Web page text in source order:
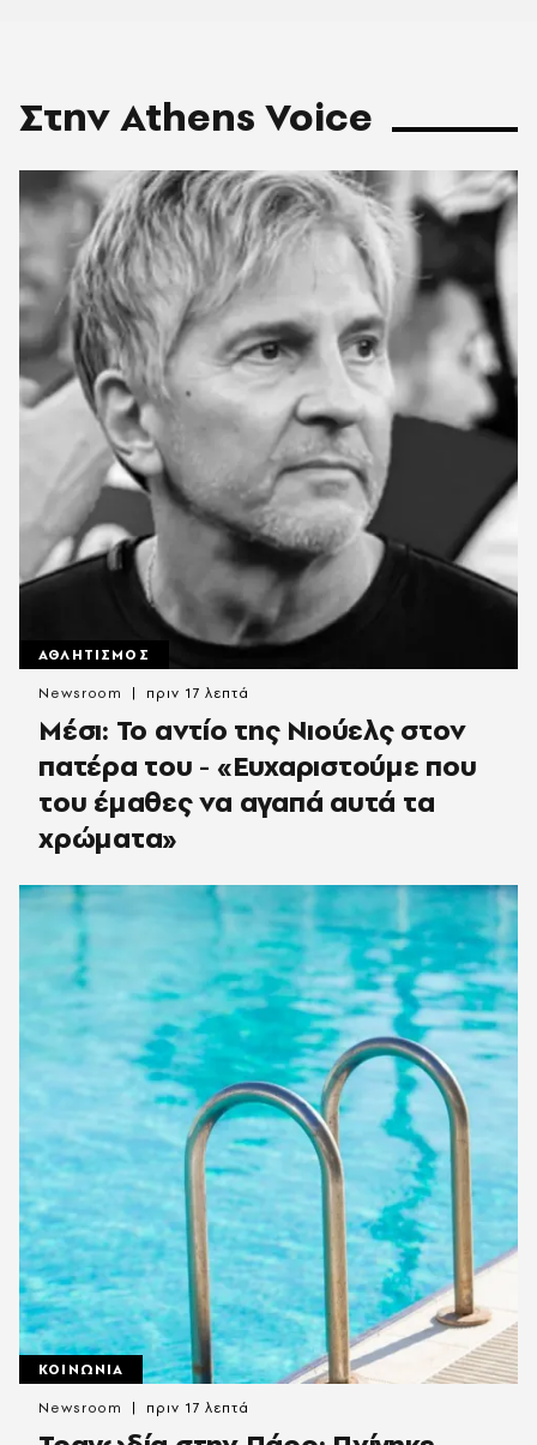
Στην Athens Voice
ΑΘΛΗΤΙΣΜΟΣ
Μέσι: Το αντίο της Νιούελς στον
πατέρα του - «Ευχαριστούμε που
του έμαθες να αγαπά αυτά τα
χρώματα»
Newsroom πριν 17 λεπτά
ΚΟΙΝΩΝΙΑ
Newsroom πριν 17 λεπτά